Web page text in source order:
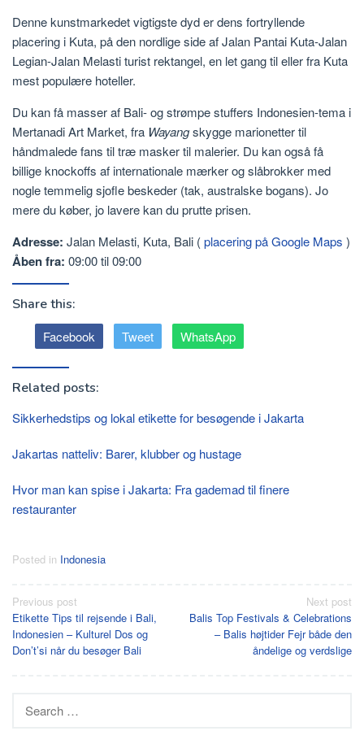
Denne kunstmarkedet vigtigste dyd er dens fortryllende
placering i Kuta, på den nordlige side af Jalan Pantai Kuta-Jalan
Legian-Jalan Melasti turist rektangel, en let gang til eller fra Kuta
mest populære hoteller.
Du kan få masser af Bali- og strømpe stuffers Indonesien-tema i
Mertanadi Art Market, fra Wayangskygge marionetter til
håndmalede fans til træ masker til malerier. Du kan også få
billige knockoffs af internationale mærker og slåbrokker med
nogle temmelig sjofle beskeder (tak, australske bogans). Jo
mere du køber, jo lavere kan du prutte prisen.
Adresse: Jalan Melasti, Kuta, Bali (placering på Google Maps )
Åben fra: 09:00 til 09:00
Share this:
Facebook Tweet WhatsApp
Related posts:
Sikkerhedstips og lokal etikette for besøgende i Jakarta
Jakartas natteliv: Barer, klubber og hustage
Hvor man kan spise i Jakarta: Fra gademad til finere
restauranter
Posted in Indonesia
Post
navigation
Previous post
Etikette Tips til rejsende i Bali,
Indonesien – Kulturel Dos og
Don’t’si når du besøger Bali
Next post
Balis Top Festivals & Celebrations
– Balis højtider Fejr både den
åndelige og verdslige
for: